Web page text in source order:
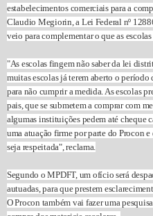
estabelecimentos comerciais para a
Claudio Megiorin, a Lei Federal nº
veio para complementar o que as
"As escolas fingem não saber da lei
muitas escolas já terem aberto o período
para não cumprir a medida. As escolas
pais, que se submetem a comprar com
algumas instituições pedem até cheque
uma atuação firme por parte do Procon
seja respeitada", reclama.
Segundo o MPDFT, um ofício será
autuadas, para que prestem
O Procon também vai fazer uma